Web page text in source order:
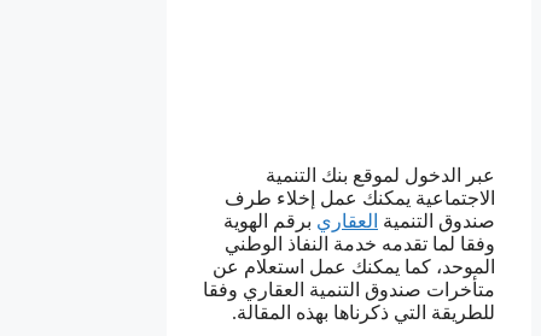
عبر الدخول لموقع بنك التنمية
الاجتماعية يمكنك عمل إخلاء طرف
صندوق التنمية العقاري برقم الهوية
وفقا لما تقدمه خدمة النفاذ الوطني
الموحد، كما يمكنك عمل استعلام عن
متأخرات صندوق التنمية العقاري وفقا
للطريقة التي ذكرناها بهذه المقالة.